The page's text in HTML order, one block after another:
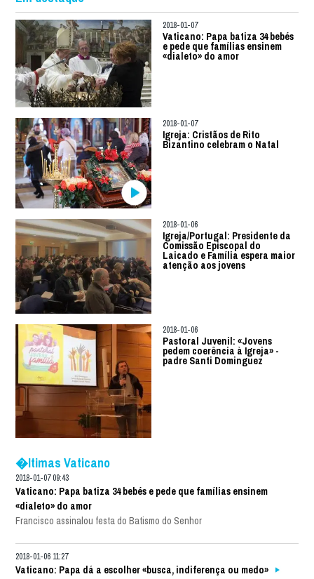
2018-01-07
Vaticano: Papa batiza 34 bebés
e pede que famílias ensinem
«dialeto» do amor
2018-01-07
Igreja: Cristãos de Rito
Bizantino celebram o Natal
2018-01-06
Igreja/Portugal: Presidente da
Comissão Episcopal do
Laicado e Família espera maior
atenção aos jovens
2018-01-06
Pastoral Juvenil: «Jovens
pedem coerência à Igreja» -
padre Santi Dominguez
�ltimas Vaticano
2018-01-07 09:43
Vaticano: Papa batiza 34 bebés e pede que famílias ensinem
«dialeto» do amor
Francisco assinalou festa do Batismo do Senhor
2018-01-06 11:27
Vaticano: Papa dá a escolher «busca, indiferença ou medo»